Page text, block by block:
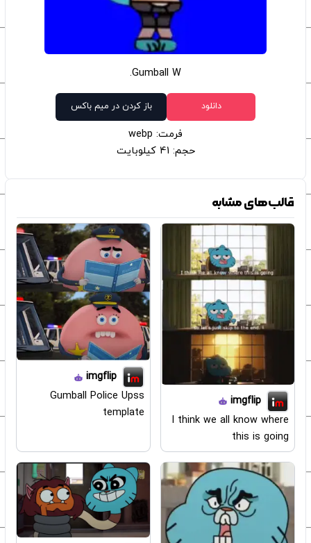
Gumball W.
دانلود باز کردن در میم باکس
فرمت: webp
حجم: 41 کیلوبایت
قالب‌های مشابه
imgflip
I think we all know where
this is going
imgflip
Gumball Police Upss
template